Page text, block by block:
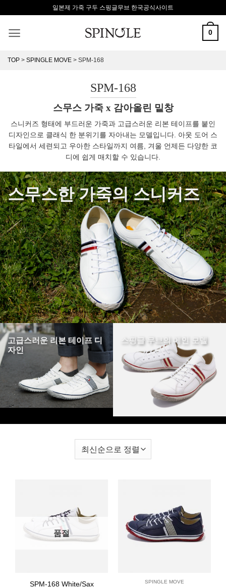
content
일본제 가죽 구두 스핑글무브 한국공식사이트
0
TOP > SPINGLE MOVE > SPM-168
SPM-168
스무스 가죽 x 감아올린 밑창
스니커즈 형태에 부드러운 가죽과 고급스러운 리본 테이프를 붙인
디자인으로 클래식 한 분위기를 자아내는 모델입니다. 아웃 도어 스
타일에서 세련되고 우아한 스타일까지 여름, 겨울 언제든 다양한 코
디에 쉽게 매치할 수 있습니다.
스무스한 가죽의 스니커즈
고급스러운 리본 테이프 디
자인
스핑글 무브의 메인 모델
품절
SPM-168 White/Sax SPINGLE MOVE